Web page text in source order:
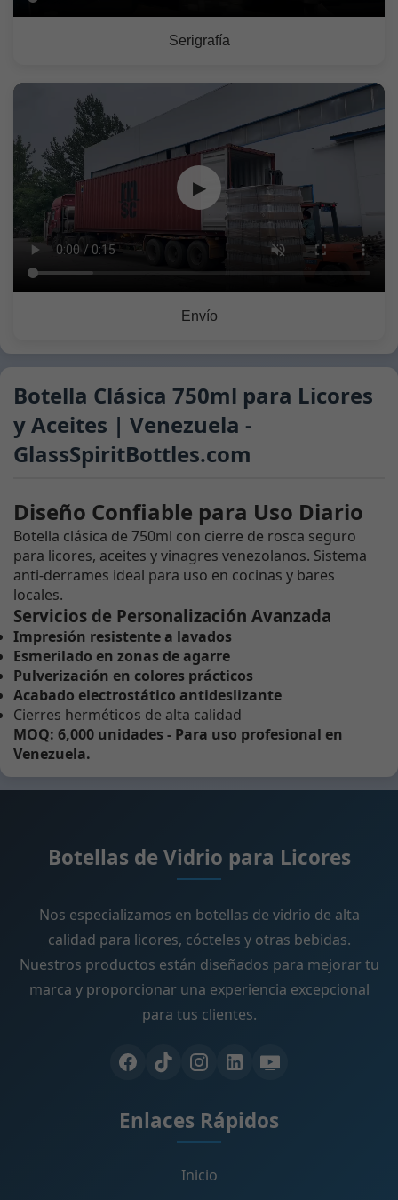
Serigrafía
▶
Envío
Botella Clásica 750ml para Licores
y Aceites | Venezuela -
GlassSpiritBottles.com
Diseño Confiable para Uso Diario
Botella clásica de 750ml con cierre de rosca seguro
para licores, aceites y vinagres venezolanos. Sistema
anti-derrames ideal para uso en cocinas y bares
locales.
Servicios de Personalización Avanzada
Impresión resistente a lavados
Esmerilado en zonas de agarre
Pulverización en colores prácticos
Acabado electrostático antideslizante
Cierres herméticos de alta calidad
MOQ: 6,000 unidades - Para uso profesional en
Venezuela.
Botellas de Vidrio para Licores
Nos especializamos en botellas de vidrio de alta
calidad para licores, cócteles y otras bebidas.
Nuestros productos están diseñados para mejorar tu
marca y proporcionar una experiencia excepcional
para tus clientes.
Enlaces Rápidos
Inicio